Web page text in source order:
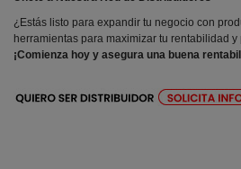
¿Estás listo para expandir tu negocio con
herramientas para maximizar tu rentabilidad
¡Comienza hoy y asegura una buena